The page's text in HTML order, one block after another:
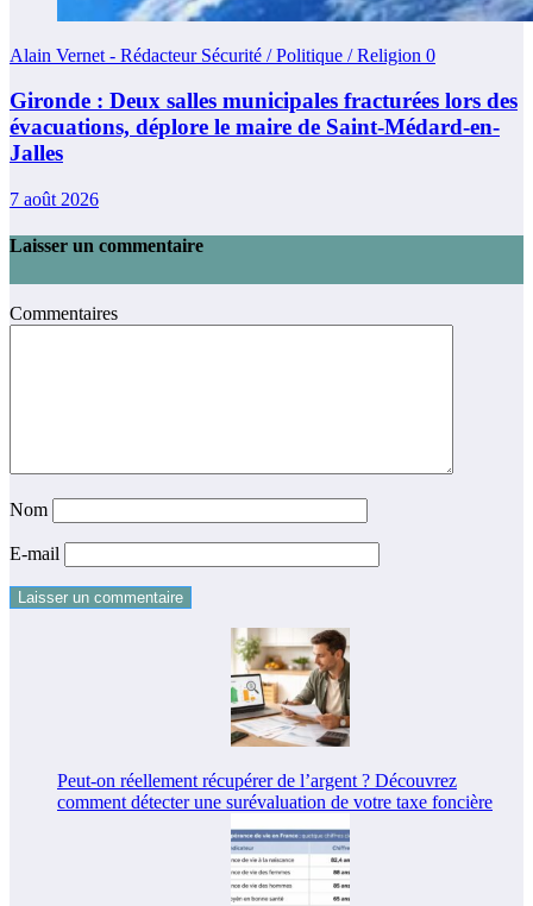
Alain Vernet - Rédacteur Sécurité / Politique / Religion 0
Gironde : Deux salles municipales fracturées lors des
évacuations, déplore le maire de Saint-Médard-en-
Jalles
7 août 2026
Laisser un commentaire
Commentaires
Nom
E-mail
Peut-on réellement récupérer de l’argent ? Découvrez
comment détecter une surévaluation de votre taxe foncière